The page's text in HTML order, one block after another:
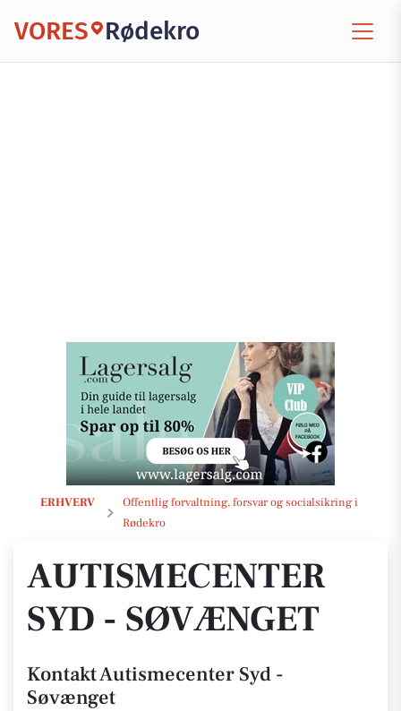
VORES Rødekro
ERHVERV
Offentlig forvaltning, forsvar og socialsikring i
Rødekro
Autismecenter Syd - Søvænget
AUTISMECENTER
SYD - SØVÆNGET
Kontakt Autismecenter Syd -
Søvænget